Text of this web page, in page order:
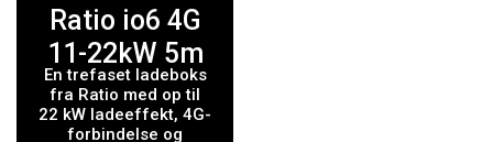
Ratio io6 4G
11-22kW 5m
En trefaset ladeboks
fra Ratio med op til
22 kW ladeeffekt, 4G-
forbindelse og